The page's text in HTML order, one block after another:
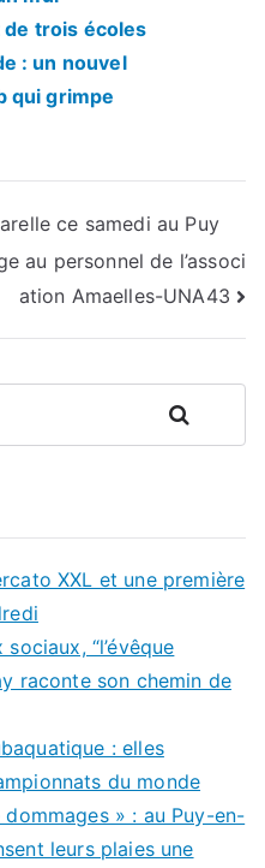
de trois écoles
: un nouvel
qui grimpe
ce samedi au Puy
au personnel de l’associ
ation Amaelles-UNA43
Rechercher
XXL et une première
“l’évêque
raconte son chemin de
: elles
du monde
» : au Puy-en-
leurs plaies une